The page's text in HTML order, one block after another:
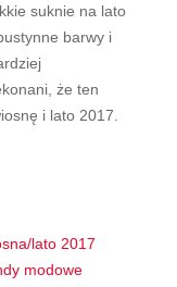
suknie na lato
barwy i
że ten
i lato 2017.
lato 2017
modowe